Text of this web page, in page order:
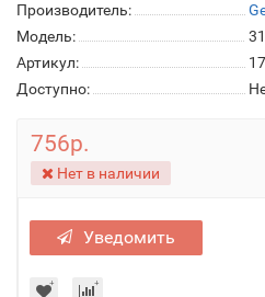
Производитель:
Модель:
Артикул:
Доступно:
756р.
Нет в наличии
Уведомить